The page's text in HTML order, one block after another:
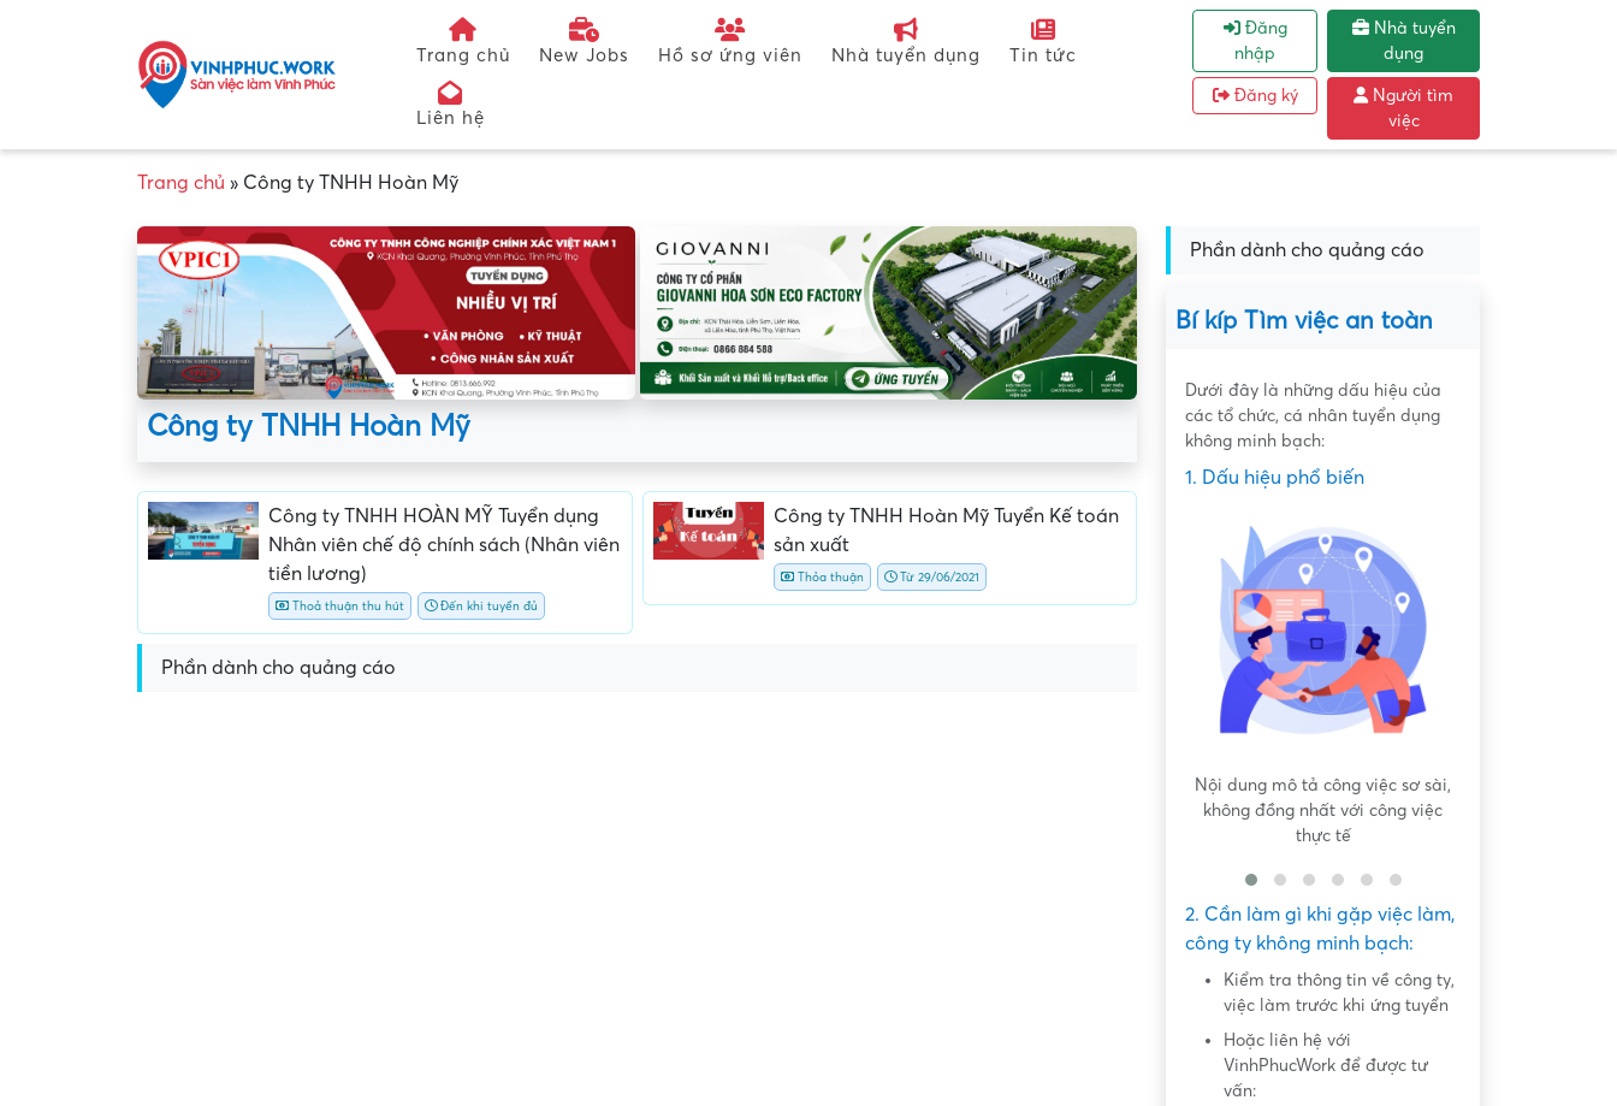
Trang chủ New Jobs Hồ sơ ứng viên Nhà tuyển dụng Tin tức
Liên hệ
Đăng
nhập
Đăng ký
Nhà tuyển
dụng
Người tìm
việc
Trang chủ » Công ty TNHH Hoàn Mỹ
Công ty TNHH Hoàn Mỹ
Công ty TNHH HOÀN MỸ Tuyển dụng
Nhân viên chế độ chính sách (Nhân viên
tiền lương)
Thoả thuận thu hút Đến khi tuyển đủ
Công ty TNHH Hoàn Mỹ Tuyển Kế toán
sản xuất
Thỏa thuận Từ 29/06/2021
Phần dành cho quảng cáo
Phần dành cho quảng cáo
Bí kíp Tìm việc an toàn
Dưới đây là những dấu hiệu của
các tổ chức, cá nhân tuyển dụng
không minh bạch:
1. Dấu hiệu phổ biến
Nội dung mô tả công việc sơ sài,
không đồng nhất với công việc
thực tế
2. Cần làm gì khi gặp việc làm,
công ty không minh bạch:
Kiểm tra thông tin về công ty,
việc làm trước khi ứng tuyển
Hoặc liên hệ với
VinhPhucWork để được tư
vấn: